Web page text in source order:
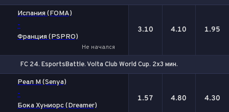
Испания (FOMA)
-
Франция (PSPRO)
Не начался
3.10 4.10 1.95
FC 24. EsportsBattle. Volta Club World Cup. 2x3 мин.
Реал М (Senya)
-
Бока Хуниорс (Dreamer)
1.57 4.80 4.30